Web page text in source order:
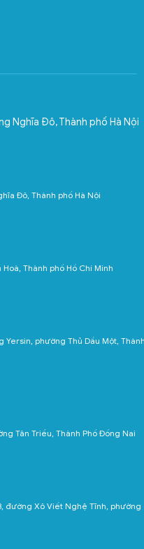
Nghĩa Đô,Thành phố Hà Nội
Đô, Thành phố Hà Nội
Thành phố Hồ Chí Minh
Yersin, phường Thủ Dầu Một,
Tân Triều, Thành Phố Đồng Nai
đường Xô Viết Nghệ Tĩnh, phường